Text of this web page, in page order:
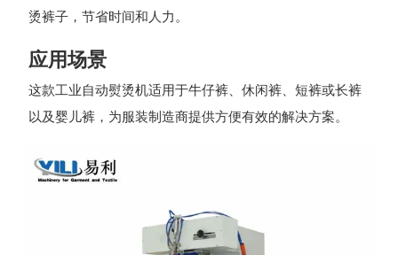
烫裤子，节省时间和人力。
应用场景
这款工业自动熨烫机适用于牛仔裤、休闲裤、短裤或长裤
以及婴儿裤，为服装制造商提供方便有效的解决方案。